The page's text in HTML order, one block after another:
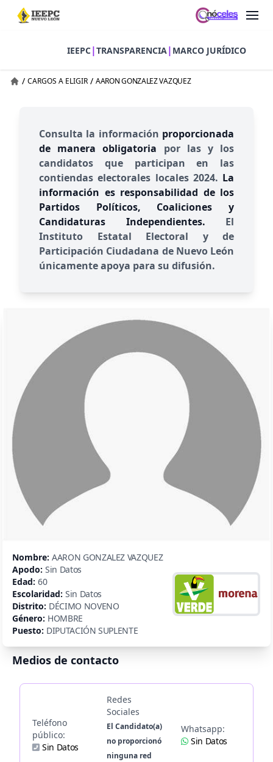
IEEPC|TRANSPARENCIA| MARCO JURÍDICO
/ CARGOS A ELIGIR / AARON GONZALEZ VAZQUEZ
Consulta la información proporcionada
de manera obligatoria por las y los
candidatos que participan en las
contiendas electorales locales 2024. La
información es responsabilidad de los
Partidos Políticos, Coaliciones y
Candidaturas Independientes. El
Instituto Estatal Electoral y de
Participación Ciudadana de Nuevo León
únicamente apoya para su difusión.
Nombre: AARON GONZALEZ VAZQUEZ
Apodo: Sin Datos
Edad: 60
Escolaridad: Sin Datos
Distrito: DÉCIMO NOVENO
Género: HOMBRE
Puesto: DIPUTACIÓN SUPLENTE
Medios de contacto
Teléfono
público:
Sin Datos
Redes
Sociales
El Candidato(a)
no proporcionó
ninguna red
Whatsapp:
Sin Datos